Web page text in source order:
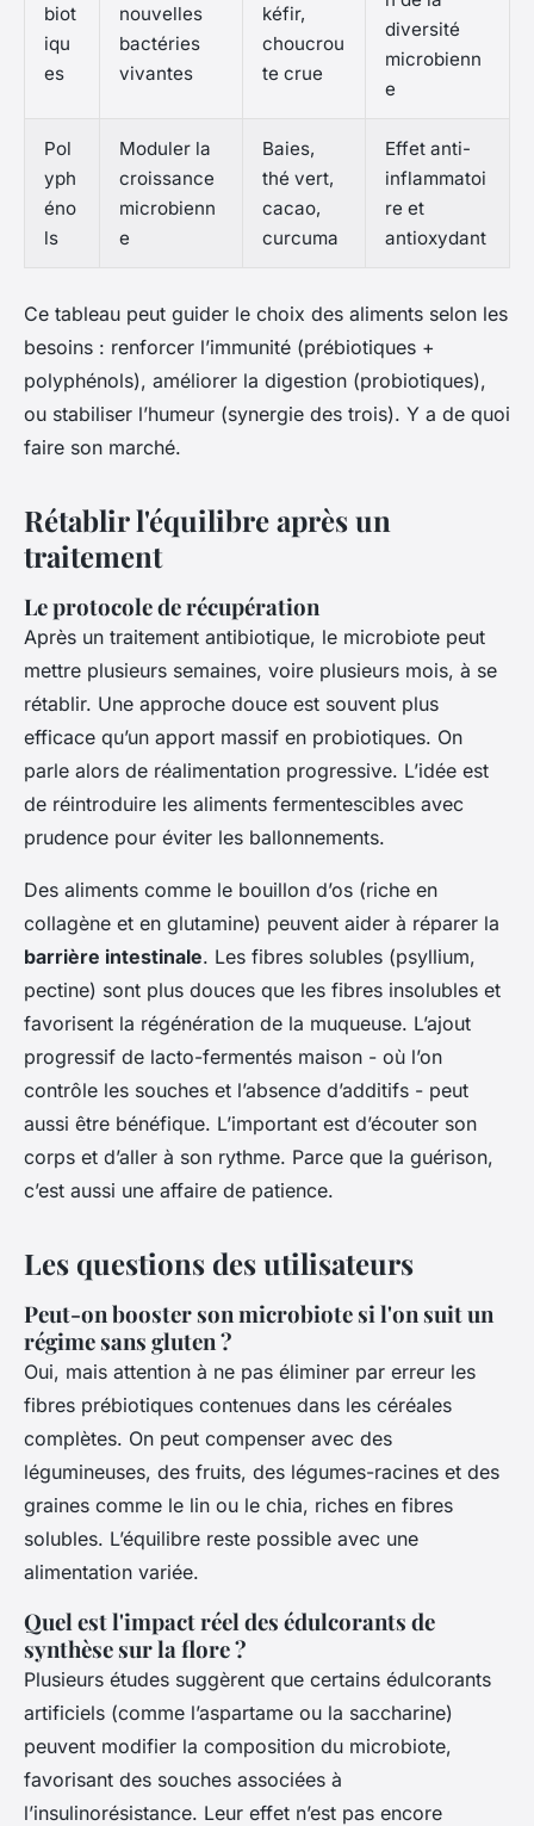
biot
iqu
es
nouvelles
bactéries
vivantes
kéfir,
choucrou
te crue
diversité
microbienn
e
Pol
yph
éno
ls
Moduler la
croissance
microbienn
e
Baies,
thé vert,
cacao,
curcuma
Effet anti-
inflammatoi
re et
antioxydant
Ce tableau peut guider le choix des aliments selon les
besoins : renforcer l’immunité (prébiotiques +
polyphénols), améliorer la digestion (probiotiques),
ou stabiliser l’humeur (synergie des trois). Y a de quoi
faire son marché.
Rétablir l'équilibre après un
traitement
Le protocole de récupération
Après un traitement antibiotique, le microbiote peut
mettre plusieurs semaines, voire plusieurs mois, à se
rétablir. Une approche douce est souvent plus
efficace qu’un apport massif en probiotiques. On
parle alors de réalimentation progressive. L’idée est
de réintroduire les aliments fermentescibles avec
prudence pour éviter les ballonnements.
Des aliments comme le bouillon d’os (riche en
collagène et en glutamine) peuvent aider à réparer la
barrière intestinale. Les fibres solubles (psyllium,
pectine) sont plus douces que les fibres insolubles et
favorisent la régénération de la muqueuse. L’ajout
progressif de lacto-fermentés maison - où l’on
contrôle les souches et l’absence d’additifs - peut
aussi être bénéfique. L’important est d’écouter son
corps et d’aller à son rythme. Parce que la guérison,
c’est aussi une affaire de patience.
Les questions des utilisateurs
Peut-on booster son microbiote si l'on suit un
régime sans gluten ?
Oui, mais attention à ne pas éliminer par erreur les
fibres prébiotiques contenues dans les céréales
complètes. On peut compenser avec des
légumineuses, des fruits, des légumes-racines et des
graines comme le lin ou le chia, riches en fibres
solubles. L’équilibre reste possible avec une
alimentation variée.
Quel est l'impact réel des édulcorants de
synthèse sur la flore ?
Plusieurs études suggèrent que certains édulcorants
artificiels (comme l’aspartame ou la saccharine)
peuvent modifier la composition du microbiote,
favorisant des souches associées à
l’insulinorésistance. Leur effet n’est pas encore